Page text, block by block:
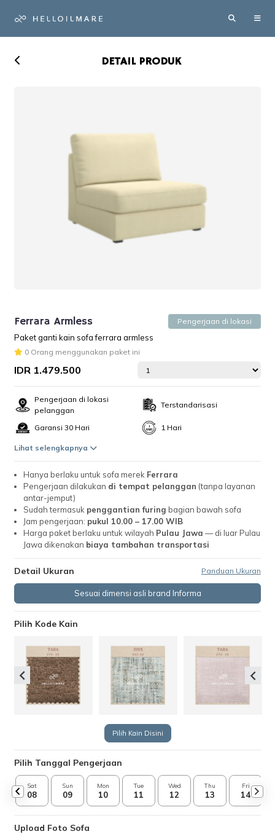
DETAIL PRODUK
Ferrara Armless Pengerjaan di lokasi
Paket ganti kain sofa ferrara armless
0 Orang menggunakan paket ini
IDR 1.479.500
Pengerjaan di lokasi
pelanggan
Terstandarisasi
Garansi 30 Hari 1 Hari
Lihat selengkapnya
Hanya berlaku untuk sofa merek Ferrara
Pengerjaan dilakukan di tempat pelanggan (tanpa layanan
antar-jemput)
Sudah termasuk penggantian furing bagian bawah sofa
Jam pengerjaan: pukul 10.00 – 17.00 WIB
Harga paket berlaku untuk wilayah Pulau Jawa — di luar Pulau
Jawa dikenakan biaya tambahan transportasi
Detail Ukuran Panduan Ukuran
Sesuai dimensi asli brand Informa
Pilih Kode Kain
Pilih Kain Disini
Pilih Tanggal Pengerjaan
Sat
08
Sun
09
Mon
10
Tue
11
Wed
12
Thu
13
Fri
14
Upload Foto Sofa